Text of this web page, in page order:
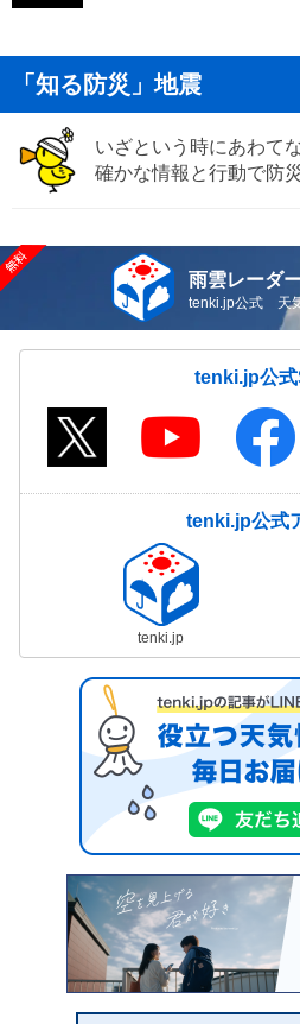
「知る防災」地震
いざという時にあわて
確かな情報と行動で防
雨雲レーダ
tenki.jp公式 天
tenki.jp公
tenki.jp公式
tenki.jp